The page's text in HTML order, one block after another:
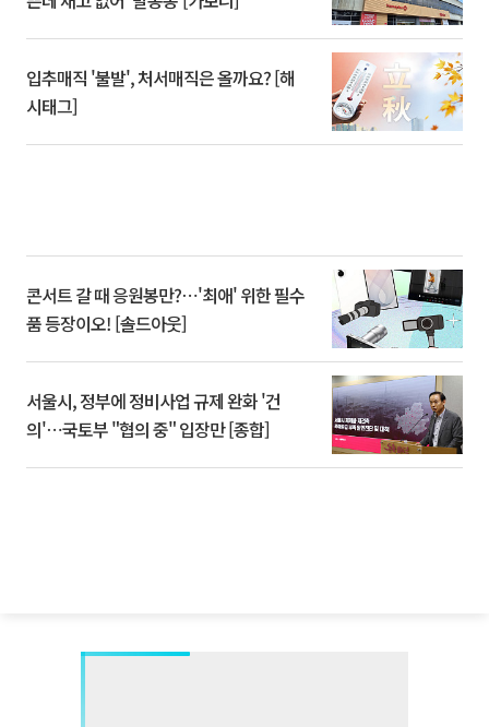
입추매직 '불발', 처서매직은 올까요? [해
시태그]
콘서트 갈 때 응원봉만?⋯'최애' 위한 필수
품 등장이오! [솔드아웃]
서울시, 정부에 정비사업 규제 완화 '건
의'⋯국토부 "협의 중" 입장만 [종합]